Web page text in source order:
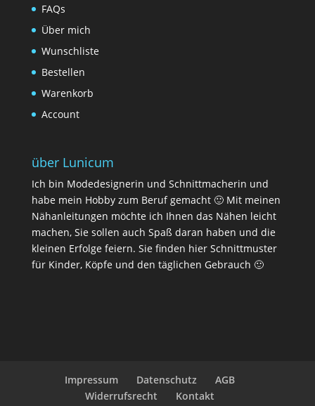
FAQs
Über mich
Wunschliste
Bestellen
Warenkorb
Account
über Lunicum
Ich bin Modedesignerin und Schnittmacherin und
habe mein Hobby zum Beruf gemacht 🙂 Mit meinen
Nähanleitungen möchte ich Ihnen das Nähen leicht
machen, Sie sollen auch Spaß daran haben und die
kleinen Erfolge feiern. Sie finden hier Schnittmuster
für Kinder, Köpfe und den täglichen Gebrauch 🙂
Impressum Datenschutz
AGB
Widerrufsrecht
Kontakt